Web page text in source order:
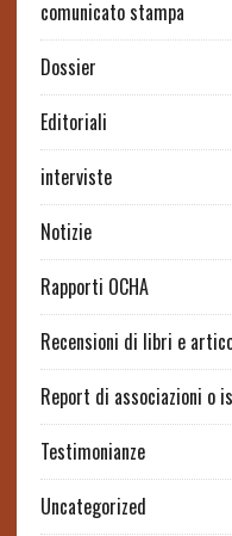
comunicato stampa
Dossier
Editoriali
interviste
Notizie
Rapporti OCHA
Recensioni di libri e
Report di associazioni o
Testimonianze
Uncategorized